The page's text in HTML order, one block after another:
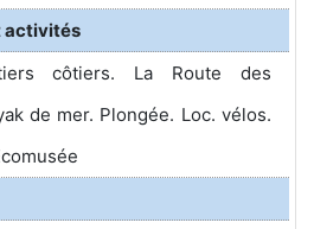
activités
côtiers. La Route des
de mer. Plongée. Loc. vélos.